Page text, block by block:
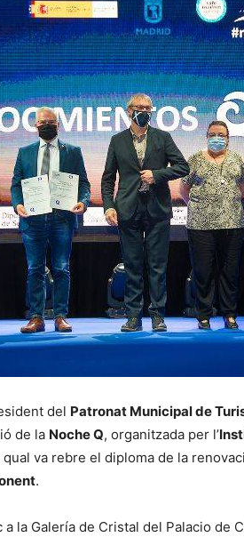
del Patronat Municipal de
de la Noche Q, organitzada per l’
qual va rebre el diploma de la
.
a la Galería de Cristal del Palacio de